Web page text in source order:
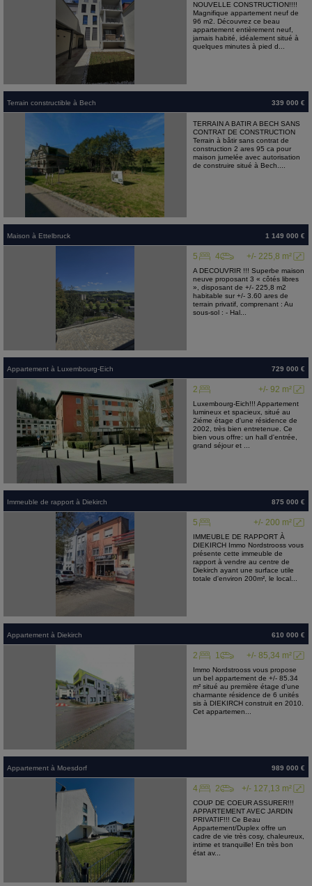
NOUVELLE CONSTRUCTION!!!!
Magnifique appartement neuf de
96 m2. Découvrez ce beau
appartement entièrement neuf,
jamais habité, idéalement situé à
quelques minutes à pied d...
Terrain constructible à Bech 339 000 €
TERRAIN A BATIR A BECH SANS
CONTRAT DE CONSTRUCTION
Terrain à bâtir sans contrat de
construction 2 ares 95 ca pour
maison jumelée avec autorisation
de construire situé à Bech....
Maison à Ettelbruck 1 149 000 €
+/- 225,8 m²
5 4
A DECOUVRIR !!! Superbe maison
neuve proposant 3 « côtés libres
», disposant de +/- 225,8 m2
habitable sur +/- 3.60 ares de
terrain privatif, comprenant : Au
sous-sol : - Hal...
Appartement à Luxembourg-Eich 729 000 €
+/- 92 m²
2
Luxembourg-Eich!!! Appartement
lumineux et spacieux, situé au
2iéme étage d'une résidence de
2002, très bien entretenue. Ce
bien vous offre: un hall d'entrée,
grand séjour et ...
Immeuble de rapport à Diekirch 875 000 €
+/- 200 m²
5
IMMEUBLE DE RAPPORT À
DIEKIRCH Immo Nordstrooss vous
présente cette immeuble de
rapport à vendre au centre de
Diekirch ayant une surface utile
totale d'environ 200m², le local...
Appartement à Diekirch 610 000 €
+/- 85,34 m²
2 1
Immo Nordstrooss vous propose
un bel appartement de +/- 85.34
m² situé au première étage d'une
charmante résidence de 6 unités
sis à DIEKIRCH construit en 2010.
Cet appartemen...
Appartement à Moesdorf 989 000 €
+/- 127,13 m²
4 2
COUP DE COEUR ASSURER!!!
APPARTEMENT AVEC JARDIN
PRIVATIF!!! Ce Beau
Appartement/Duplex offre un
cadre de vie très cosy, chaleureux,
intime et tranquille! En très bon
état av...